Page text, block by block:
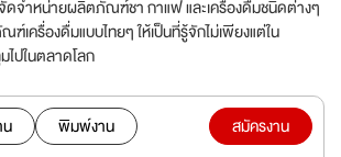
ดจำหน่ายผลิตภัณฑ์ชา กาแฟ และเครื่องดื่มชนิดต่างๆ
ครื่องดื่มแบบไทยๆ ให้เป็นที่รู้จักไม่เพียงแต่ใน
ไปในตลาดโลก
น
พิมพ์งาน
สมัครงาน